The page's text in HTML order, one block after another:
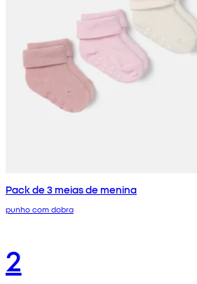
Pack de 3 meias de menina
punho com dobra
2